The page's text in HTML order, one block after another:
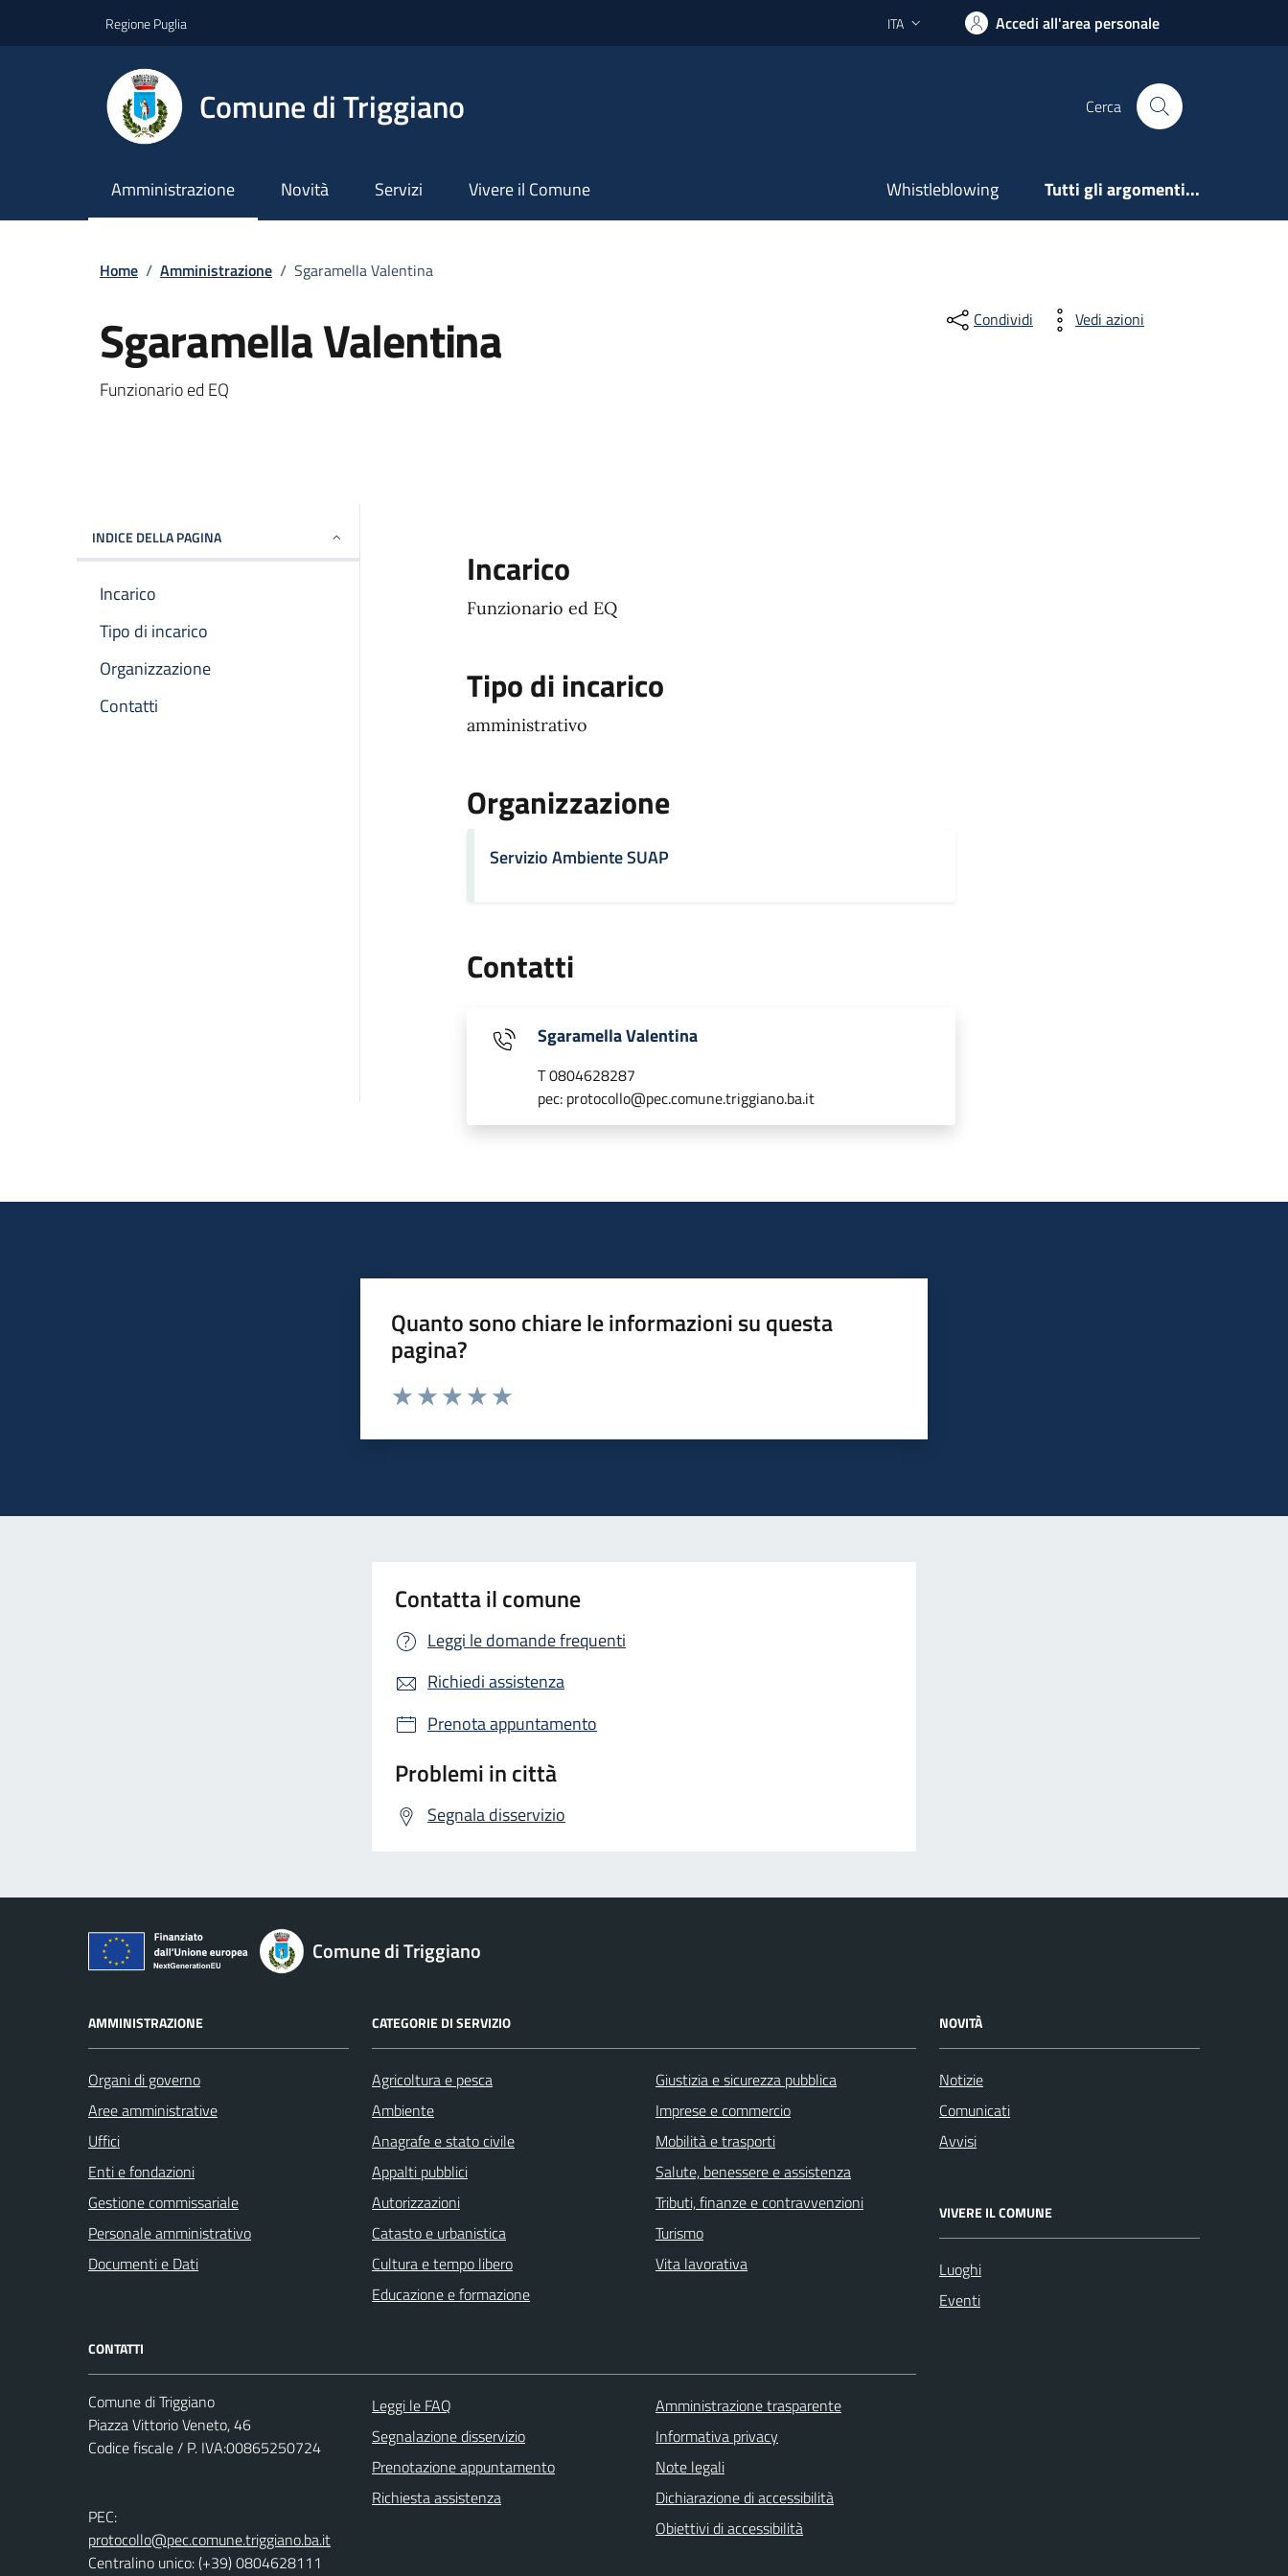
Regione Puglia Lingua attiva:
ITA Accedi all'area personale
Comune di Triggiano Cerca
Amministrazione Novità Servizi Vivere il Comune Whistleblowing Tutti gli argomenti...
Home / Amministrazione / Sgaramella Valentina
Sgaramella Valentina
Dettagli del documento
Funzionario ed EQ
Condividi Vedi azioni
INDICE DELLA PAGINA
Incarico
Tipo di incarico
Organizzazione
Contatti
Incarico
Funzionario ed EQ
Tipo di incarico
amministrativo
Organizzazione
Servizio Ambiente SUAP
Contatti
Sgaramella Valentina
T 0804628287
pec: protocollo@pec.comune.triggiano.ba.it
Quanto sono chiare le informazioni su questa
pagina?
Contatta il comune
Leggi le domande frequenti
Richiedi assistenza
Prenota appuntamento
Problemi in città
Segnala disservizio
Comune di Triggiano
AMMINISTRAZIONE
Organi di governo
Aree amministrative
Uffici
Enti e fondazioni
Gestione commissariale
Personale amministrativo
Documenti e Dati
CATEGORIE DI SERVIZIO
Agricoltura e pesca
Ambiente
Anagrafe e stato civile
Appalti pubblici
Autorizzazioni
Catasto e urbanistica
Cultura e tempo libero
Educazione e formazione
Giustizia e sicurezza pubblica
Imprese e commercio
Mobilità e trasporti
Salute, benessere e assistenza
Tributi, finanze e contravvenzioni
Turismo
Vita lavorativa
NOVITÀ
Notizie
Comunicati
Avvisi
VIVERE IL COMUNE
Luoghi
Eventi
CONTATTI
Comune di Triggiano
Piazza Vittorio Veneto, 46
Codice fiscale / P. IVA:00865250724
PEC:
protocollo@pec.comune.triggiano.ba.it
Centralino unico: (+39) 0804628111
Leggi le FAQ
Segnalazione disservizio
Prenotazione appuntamento
Richiesta assistenza
Amministrazione trasparente
Informativa privacy
Note legali
Dichiarazione di accessibilità
Obiettivi di accessibilità